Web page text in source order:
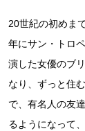
20世紀の初めま
年にサン・トロ
演した女優のブ
なり、ずっと住
で、有名人の友
るようになって